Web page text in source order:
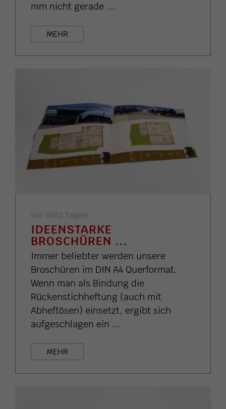
mm nicht gerade ...
MEHR
Vor 4882 Tagen
IDEENSTARKE
BROSCHÜREN ...
Immer beliebter werden unsere
Broschüren im DIN A4 Querformat.
Wenn man als Bindung die
Rückenstichheftung (auch mit
Abheftösen) einsetzt, ergibt sich
aufgeschlagen ein ...
MEHR